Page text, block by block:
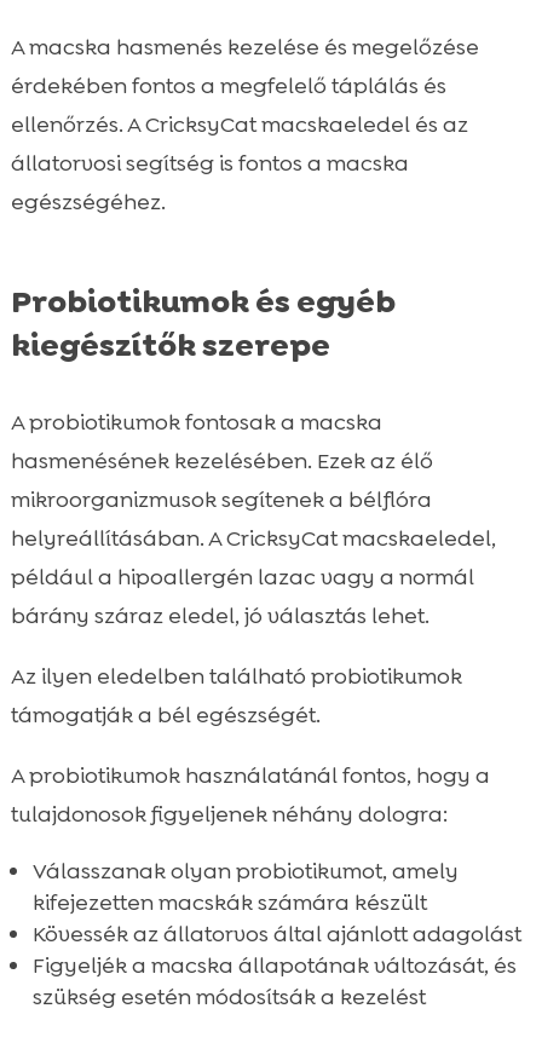
A macska hasmenés kezelése és megelőzése
érdekében fontos a megfelelő táplálás és
ellenőrzés. A CricksyCat macskaeledel és az
állatorvosi segítség is fontos a macska
egészségéhez.
Probiotikumok és egyéb
kiegészítők szerepe
A probiotikumok fontosak a macska
hasmenésének kezelésében. Ezek az élő
mikroorganizmusok segítenek a bélflóra
helyreállításában. A CricksyCat macskaeledel,
például a hipoallergén lazac vagy a normál
bárány száraz eledel, jó választás lehet.
Az ilyen eledelben található probiotikumok
támogatják a bél egészségét.
A probiotikumok használatánál fontos, hogy a
tulajdonosok figyeljenek néhány dologra:
Válasszanak olyan probiotikumot, amely
kifejezetten macskák számára készült
Kövessék az állatorvos által ajánlott adagolást
Figyeljék a macska állapotának változását, és
szükség esetén módosítsák a kezelést